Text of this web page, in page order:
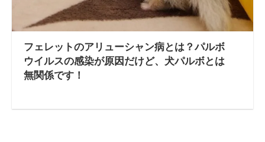
フェレットのアリューシャン病とは？パルボ
ウイルスの感染が原因だけど、犬パルボとは
無関係です！